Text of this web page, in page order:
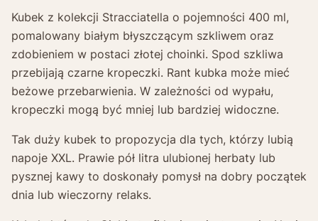
Kubek z kolekcji Stracciatella o pojemności 400 ml,
pomalowany białym błyszczącym szkliwem oraz
zdobieniem w postaci złotej choinki. Spod szkliwa
przebijają czarne kropeczki. Rant kubka może mieć
beżowe przebarwienia. W zależności od wypału,
kropeczki mogą być mniej lub bardziej widoczne.
Tak duży kubek to propozycja dla tych, którzy lubią
napoje XXL. Prawie pół litra ulubionej herbaty lub
pysznej kawy to doskonały pomysł na dobry początek
dnia lub wieczorny relaks.